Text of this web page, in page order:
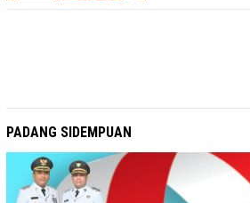
PADANG SIDEMPUAN